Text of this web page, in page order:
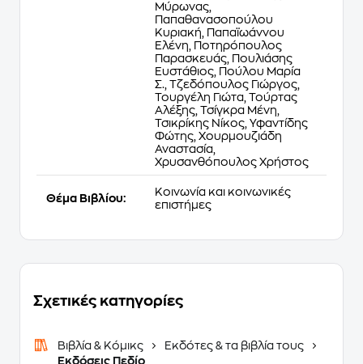
Μύρωνας,
Παπαθανασοπούλου
Κυριακή, Παπαϊωάννου
Ελένη, Ποτηρόπουλος
Παρασκευάς, Πουλιάσης
Ευστάθιος, Πούλου Μαρία
Σ., Τζεδόπουλος Γιώργος,
Τουργέλη Γιώτα, Τούρτας
Αλέξης, Τσίγκρα Μένη,
Τσικρίκης Νίκος, Υφαντίδης
Φώτης, Χουρμουζιάδη
Αναστασία,
Χρυσανθόπουλος Χρήστος
Θέμα Βιβλίου:
Κοινωνία και κοινωνικές
επιστήμες
Σχετικές κατηγορίες
Βιβλία & Κόμικς
Εκδότες & τα βιβλία τους
Εκδόσεις Πεδίο